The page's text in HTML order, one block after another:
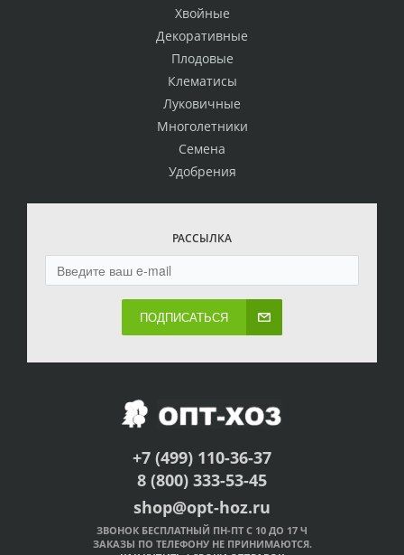
Хвойные
Декоративные
Плодовые
Клематисы
Луковичные
Многолетники
Семена
Удобрения
РАССЫЛКА
ПОДПИСАТЬСЯ
+7 (499) 110-36-37
8 (800) 333-53-45
shop@opt-hoz.ru
ЗВОНОК БЕСПЛАТНЫЙ ПН-ПТ С 10 ДО 17 Ч
ЗАКАЗЫ ПО ТЕЛЕФОНУ НЕ ПРИНИМАЮТСЯ.